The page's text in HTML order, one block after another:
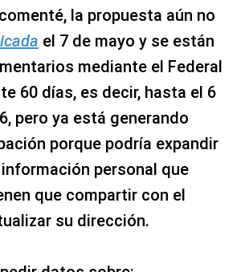
la propuesta aún no
el 7 de mayo y se están
mediante el Federal
60 días, es decir, hasta el 6
pero ya está generando
porque podría expandir
personal que
que compartir con el
su dirección.